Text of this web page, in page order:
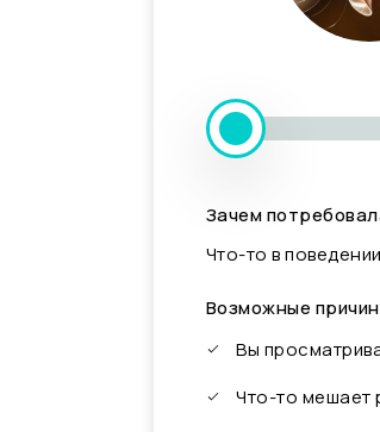
Зачем
Что-то в
Возможные
Вы
Что-то мешает